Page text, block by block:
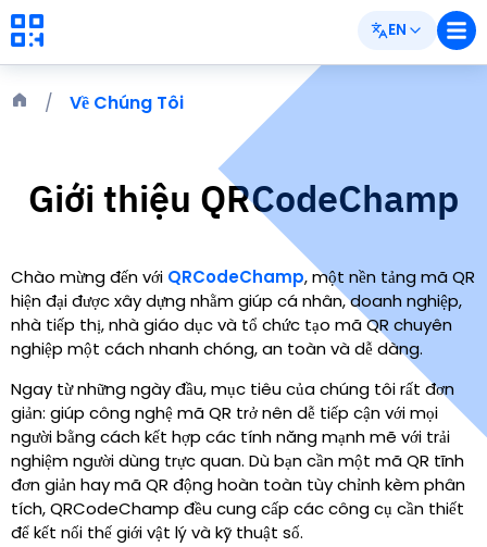
EN
Về Chúng Tôi
Giới thiệu QRCodeChamp
Chào mừng đến với QRCodeChamp,một nền tảng mã QR
hiện đại được xây dựng nhằm giúp cá nhân, doanh nghiệp,
nhà tiếp thị, nhà giáo dục và tổ chức tạo mã QR chuyên
nghiệp một cách nhanh chóng, an toàn và dễ dàng.
Ngay từ những ngày đầu, mục tiêu của chúng tôi rất đơn
giản: giúp công nghệ mã QR trở nên dễ tiếp cận với mọi
người bằng cách kết hợp các tính năng mạnh mẽ với trải
nghiệm người dùng trực quan. Dù bạn cần một mã QR tĩnh
đơn giản hay mã QR động hoàn toàn tùy chỉnh kèm phân
tích, QRCodeChamp đều cung cấp các công cụ cần thiết
để kết nối thế giới vật lý và kỹ thuật số.